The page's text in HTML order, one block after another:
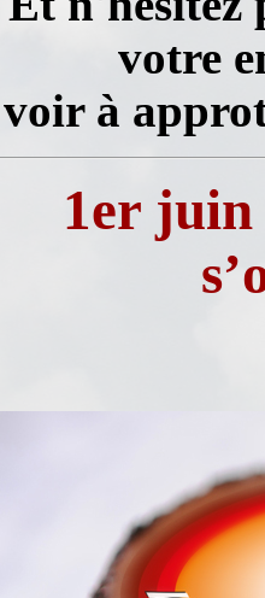
votre
voir à
1er